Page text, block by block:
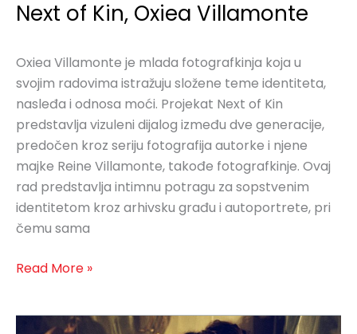
Next of Kin, Oxiea Villamonte
Oxiea Villamonte je mlada fotografkinja koja u
svojim radovima istražuju složene teme identiteta,
nasleđa i odnosa moći. Projekat Next of Kin
predstavlja vizuleni dijalog između dve generacije,
predočen kroz seriju fotografija autorke i njene
majke Reine Villamonte, takođe fotografkinje. Ovaj
rad predstavlja intimnu potragu za sopstvenim
identitetom kroz arhivsku građu i autoportrete, pri
čemu sama
Read More »